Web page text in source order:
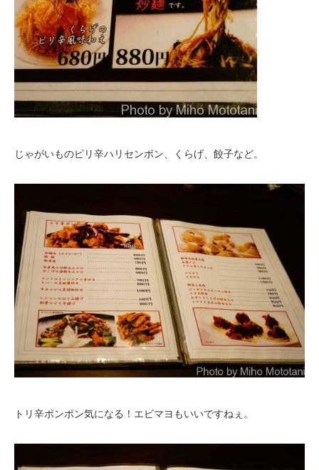
じゃがいものピリ辛ハリセンボン、くらげ、餃子など。
トリ辛ポンポン気になる！エビマヨもいいですねぇ。